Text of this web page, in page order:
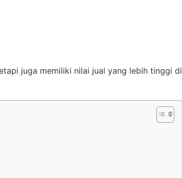
juga memiliki nilai jual yang lebih tinggi di